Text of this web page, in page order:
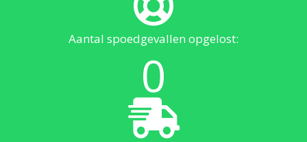
Aantal spoedgevallen opgelost:
0